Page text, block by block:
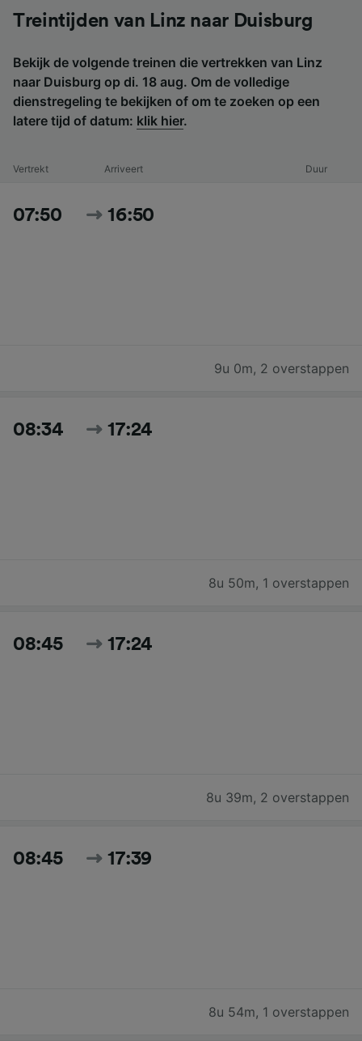
Treintijden van Linz naar Duisburg
Bekijk de volgende treinen die vertrekken van Linz
naar Duisburg op di. 18 aug. Om de volledige
dienstregeling te bekijken of om te zoeken op een
latere tijd of datum: klik hier.
Vertrekt Arriveert Duur
07:50 16:50
9u 0m, 2 overstappen
08:34 17:24
8u 50m, 1 overstappen
08:45 17:24
8u 39m, 2 overstappen
08:45 17:39
8u 54m, 1 overstappen